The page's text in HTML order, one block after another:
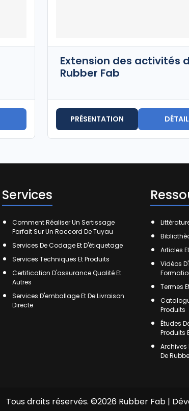
Extension des activités
Rubber Fab
PRÉSENTATION
Services
Comment Réaliser Un Sertissage
Parfait Sur Un Raccord De Tuyau
Services De Codage Et D'étiquetage
Services Techniques Et Produits
Certification D'assurance Qualité Et
Autres
Services D'emballage Et De Livraison
Directe
Articles
Vidéos
Termes
Produits
Études
Produits
Archives
De
Tous droits réservés. ©2026 Rubber Fab |